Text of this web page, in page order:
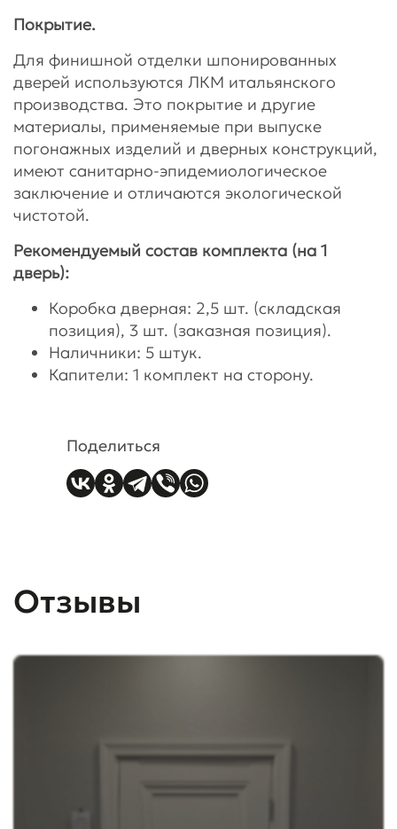
Покрытие.
Для финишной отделки шпонированных
дверей используются ЛКМ итальянского
производства. Это покрытие и другие
материалы, применяемые при выпуске
погонажных изделий и дверных конструкций,
имеют санитарно-эпидемиологическое
заключение и отличаются экологической
чистотой.
Рекомендуемый состав комплекта (на 1
дверь):
Коробка дверная: 2,5 шт. (складская
позиция), 3 шт. (заказная позиция).
Наличники: 5 штук.
Капители: 1 комплект на сторону.
Поделиться
Отзывы